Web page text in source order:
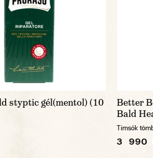
styptic gél(mentol) (10
Better
Bald
Timsók
3 990